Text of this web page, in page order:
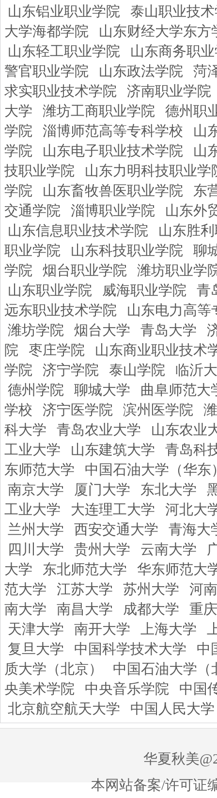
山东铝业职业学院
泰山职业技
大学海都学院
山东财经大学东方
山东轻工职业学院
山东商务职
警官职业学院
山东政法学院
菏
求实职业技术学院
济南职业学院
大学
潍坊工商职业学院
德州职
学院
淄博师范高等专科学校
山
学院
山东电子职业技术学院
山
技职业学院
山东力明科技职业学
学院
山东畜牧兽医职业学院
东
交通学院
淄博职业学院
山东外
山东信息职业技术学院
山东胜
职业学院
山东科技职业学院
聊
学院
烟台职业学院
潍坊职业学
山东职业学院
威海职业学院
青
远东职业技术学院
山东电力高等
潍坊学院
烟台大学 青岛大学
院
枣庄学院
山东商业职业技术
学院
济宁学院 泰山学院
临沂
德州学院
聊城大学
曲阜师范大
学校
济宁医学院 滨州医学院
科大学
青岛农业大学
山东农业
工业大学
山东建筑大学
青岛科
东师范大学
中国石油大学（华东
南京大学
厦门大学 东北大学
工业大学
大连理工大学
河北大
兰州大学
西安交通大学
青海大
四川大学
贵州大学 云南大学
大学
东北师范大学
华东师范大
范大学
江苏大学 苏州大学
河
南大学
南昌大学 成都大学
重
天津大学
南开大学 上海大学
复旦大学
中国科学技术大学
中
质大学（北京）
中国石油大学（
央美术学院
中央音乐学院
中国
北京航空航天大学
中国人民大学
华夏秋美
本网站备案/许可证